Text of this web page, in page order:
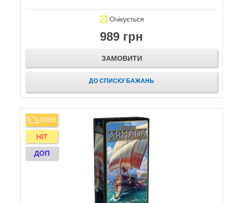
Очікується
989 грн
ЗАМОВИТИ
ДО СПИСКУ БАЖАНЬ
FREE
HIT
ДОП